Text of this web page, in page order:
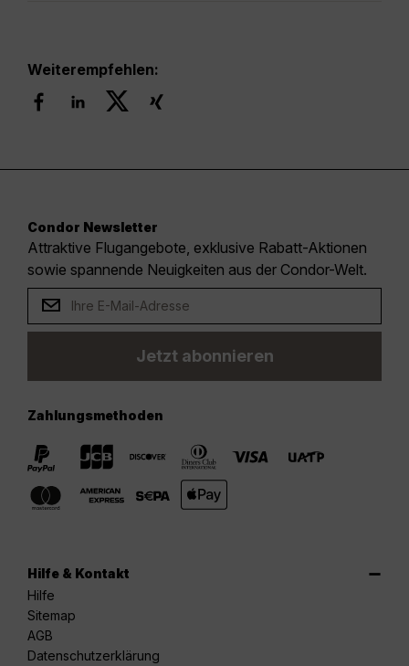
Weiterempfehlen:
Condor Newsletter
Attraktive Flugangebote, exklusive Rabatt-Aktionen
sowie spannende Neuigkeiten aus der Condor-Welt.
Jetzt abonnieren
Zahlungsmethoden
Hilfe & Kontakt
Hilfe
Sitemap
AGB
Datenschutzerklärung